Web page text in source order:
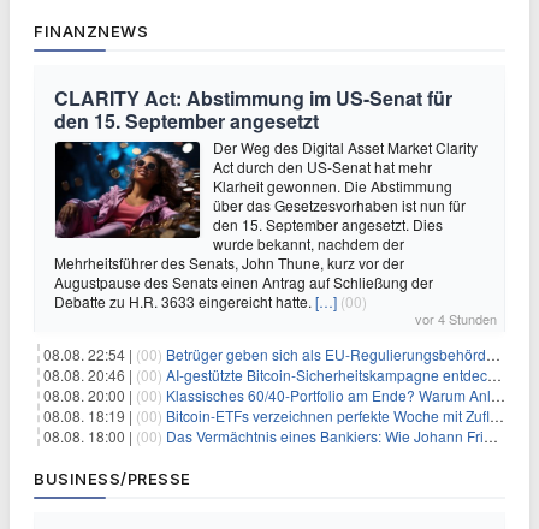
FINANZNEWS
CLARITY Act: Abstimmung im US-Senat für
den 15. September angesetzt
Der Weg des Digital Asset Market Clarity
Act durch den US-Senat hat mehr
Klarheit gewonnen. Die Abstimmung
über das Gesetzesvorhaben ist nun für
den 15. September angesetzt. Dies
wurde bekannt, nachdem der
Mehrheitsführer des Senats, John Thune, kurz vor der
Augustpause des Senats einen Antrag auf Schließung der
Debatte zu H.R. 3633 eingereicht hatte. […] (00)
vor 4 Stunden
08.08. 22:54 | (00) Betrüger geben sich als EU-Regulierungsbehörden aus, um Krypto-Nutzer nach MiCA-Deadline ins Visier zu nehmen
08.08. 20:46 | (00) AI-gestützte Bitcoin-Sicherheitskampagne entdeckt fast 5.000 Softwareprobleme in 390 Projekten
08.08. 20:00 | (00) Klassisches 60/40-Portfolio am Ende? Warum Anleger jetzt radikal umdenken müssen
08.08. 18:19 | (00) Bitcoin-ETFs verzeichnen perfekte Woche mit Zuflüssen auf 3-Monats-Hoch
08.08. 18:00 | (00) Das Vermächtnis eines Bankiers: Wie Johann Friedrich Städel sein Imperium unsterblich machte
BUSINESS/PRESSE